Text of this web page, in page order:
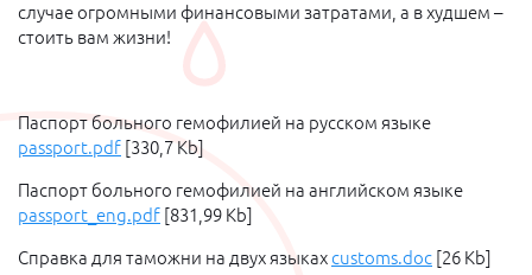
случае огромными финансовыми затратами, а в худшем –
стоить вам жизни!
Паспорт больного гемофилией на русском языке
passport.pdf [330,7 Kb]
Паспорт больного гемофилией на английском языке
passport_eng.pdf [831,99 Kb]
Справка для таможни на двух языкахcustoms.doc [26 Kb]